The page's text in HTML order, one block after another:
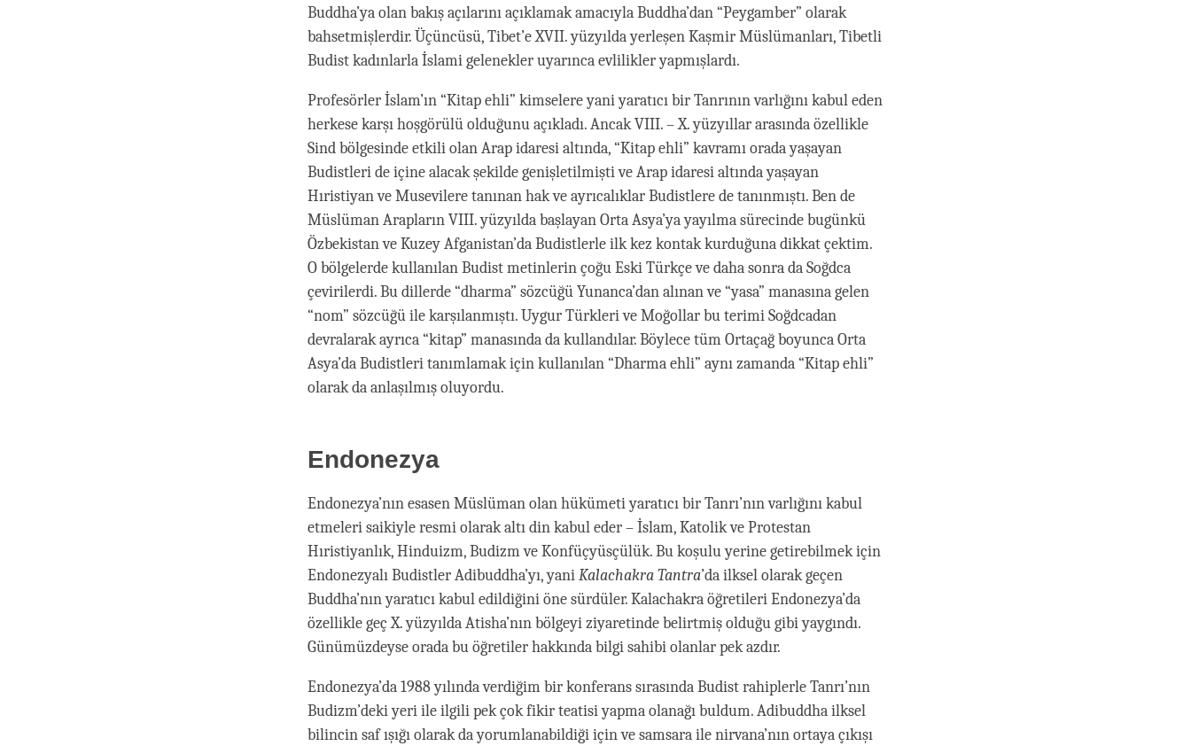
Buddha’ya olan bakış açılarını açıklamak amacıyla Buddha’dan “Peygamber” olarak
bahsetmişlerdir. Üçüncüsü, Tibet’e XVII. yüzyılda yerleşen Kaşmir Müslümanları, Tibetli
Budist kadınlarla İslami gelenekler uyarınca evlilikler yapmışlardı.
Profesörler İslam’ın “Kitap ehli” kimselere yani yaratıcı bir Tanrının varlığını kabul eden
herkese karşı hoşgörülü olduğunu açıkladı. Ancak VIII. – X. yüzyıllar arasında özellikle
Sind bölgesinde etkili olan Arap idaresi altında, “Kitap ehli” kavramı orada yaşayan
Budistleri de içine alacak şekilde genişletilmişti ve Arap idaresi altında yaşayan
Hıristiyan ve Musevilere tanınan hak ve ayrıcalıklar Budistlere de tanınmıştı. Ben de
Müslüman Arapların VIII. yüzyılda başlayan Orta Asya’ya yayılma sürecinde bugünkü
Özbekistan ve Kuzey Afganistan’da Budistlerle ilk kez kontak kurduğuna dikkat çektim.
O bölgelerde kullanılan Budist metinlerin çoğu Eski Türkçe ve daha sonra da Soğdca
çevirilerdi. Bu dillerde “dharma” sözcüğü Yunanca’dan alınan ve “yasa” manasına gelen
“nom” sözcüğü ile karşılanmıştı. Uygur Türkleri ve Moğollar bu terimi Soğdcadan
devralarak ayrıca “kitap” manasında da kullandılar. Böylece tüm Ortaçağ boyunca Orta
Asya’da Budistleri tanımlamak için kullanılan “Dharma ehli” aynı zamanda “Kitap ehli”
olarak da anlaşılmış oluyordu.
Endonezya
Endonezya’nın esasen Müslüman olan hükümeti yaratıcı bir Tanrı’nın varlığını kabul
etmeleri saikiyle resmi olarak altı din kabul eder – İslam, Katolik ve Protestan
Hıristiyanlık, Hinduizm, Budizm ve Konfüçyüsçülük. Bu koşulu yerine getirebilmek için
Endonezyalı Budistler Adibuddha’yı, yaniKalachakra Tantra’da ilksel olarak geçen
Buddha’nın yaratıcı kabul edildiğini öne sürdüler. Kalachakra öğretileri Endonezya’da
özellikle geç X. yüzyılda Atisha’nın bölgeyi ziyaretinde belirtmiş olduğu gibi yaygındı.
Günümüzdeyse orada bu öğretiler hakkında bilgi sahibi olanlar pek azdır.
Endonezya’da 1988 yılında verdiğim bir konferans sırasında Budist rahiplerle Tanrı’nın
Budizm’deki yeri ile ilgili pek çok fikir teatisi yapma olanağı buldum. Adibuddha ilksel
bilincin saf ışığı olarak da yorumlanabildiği için ve samsara ile nirvana’nın ortaya çıkışı